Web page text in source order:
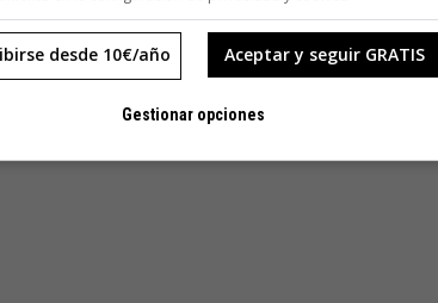
Aceptar y seguir GRATIS
desde 10€/año
Gestionar opciones